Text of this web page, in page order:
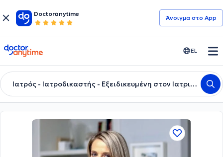
Doctoranytime
Άνοιγμα στο App
doctoranytime EL
Ιατρός - Ιατροδικαστής - Εξειδικευμένη στον Ιατρικό Βελονισμό (ICMART)